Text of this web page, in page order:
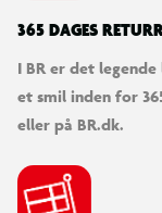
365 DAGES
I BR er det
et smil inden for
eller på BR.dk.